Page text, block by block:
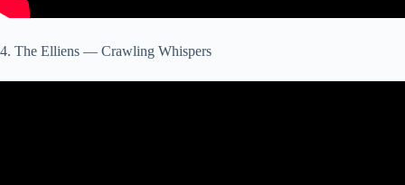
4. The Elliens — Crawling Whispers